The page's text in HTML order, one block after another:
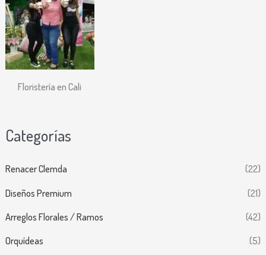
Floristería en Cali
Categorías
Renacer Clemda
(22)
Diseños Premium
(21)
Arreglos Florales / Ramos
(42)
Orquídeas
(5)